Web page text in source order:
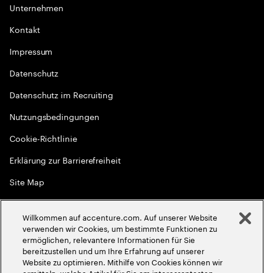
Unternehmen
Kontakt
Impressum
Datenschutz
Datenschutz im Recruiting
Nutzungsbedingungen
Cookie-Richtlinie
Erklärung zur Barrierefreiheit
Site Map
Globale Meritokratie
2026Accenture. Alle Rechte vorbehalten
Willkommen auf accenture.com. Auf unserer Website
verwenden wir Cookies, um bestimmte Funktionen zu
ermöglichen, relevantere Informationen für Sie
bereitzustellen und um Ihre Erfahrung auf unserer
Website zu optimieren. Mithilfe von Cookies können wir